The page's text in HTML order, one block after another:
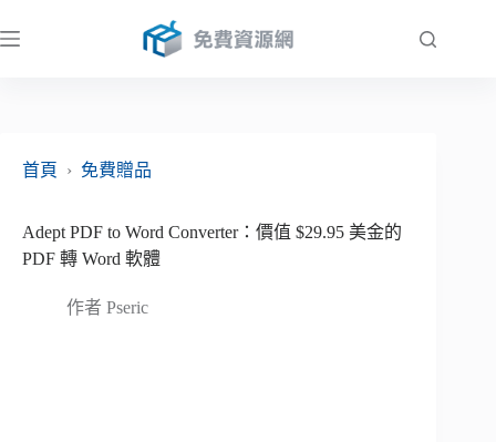
至
首頁
› 免費贈品
Adept PDF to Word Converter：價值 $29.95 美金的
PDF 轉 Word 軟體
作者 Pseric